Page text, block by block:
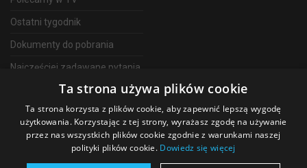
Ostatni tygodnik
Dokumenty do pobrania
Najczęściej zadawane pytania
Telewizja Światłowodowa
Ta strona używa plików cookie
Ta strona korzysta z plików cookie, aby zapewnić lepszą wygodę
użytkowania. Korzystając z tej strony, wyrażasz zgodę na używanie
przez nas wszystkich plików cookie zgodnie z warunkami naszej
polityki plików cookie. Dowiedz się więcej